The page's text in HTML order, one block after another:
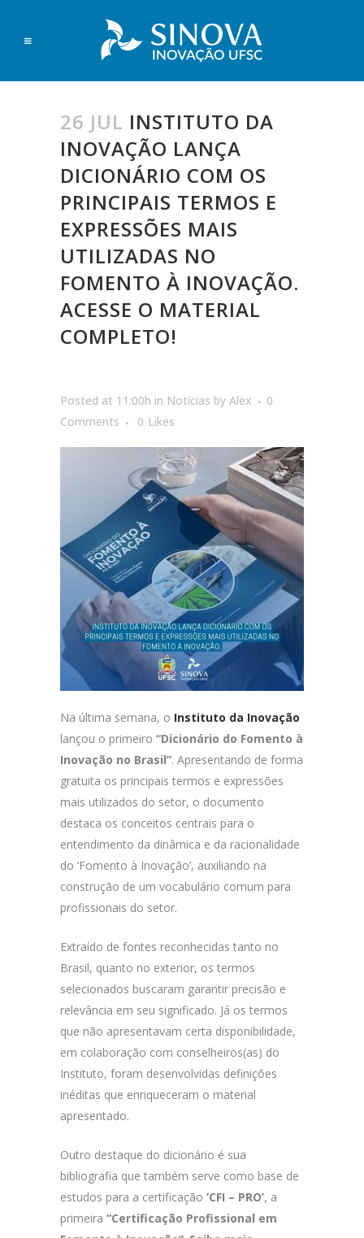
26 JUL INSTITUTO DA
INOVAÇÃO LANÇA
DICIONÁRIO COM OS
PRINCIPAIS TERMOS E
EXPRESSÕES MAIS
UTILIZADAS NO
FOMENTO À INOVAÇÃO.
ACESSE O MATERIAL
COMPLETO!
Posted at 11:00h in Notícias by Alex
0
Comments
0 Likes
Na última semana, o Instituto da Inovação
lançou o primeiro “Dicionário do Fomento à
Inovação no Brasil”. Apresentando de forma
gratuita os principais termos e expressões
mais utilizados do setor, o documento
destaca os conceitos centrais para o
entendimento da dinâmica e da racionalidade
do ‘Fomento à Inovação’, auxiliando na
construção de um vocabulário comum para
profissionais do setor.
Extraído de fontes reconhecidas tanto no
Brasil, quanto no exterior, os termos
selecionados buscaram garantir precisão e
relevância em seu significado. Já os termos
que não apresentavam certa disponibilidade,
em colaboração com conselheiros(as) do
Instituto, foram desenvolvidas definições
inéditas que enriqueceram o material
apresentado.
Outro destaque do dicionário é sua
bibliografia que também serve como base de
estudos para a certificação ‘CFI – PRO’, a
primeira “Certificação Profissional em